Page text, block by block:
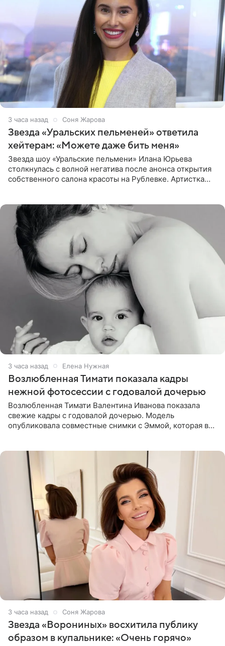
3 часа назад Соня Жарова
Звезда «Уральских пельменей» ответила
хейтерам: «Можете даже бить меня»
Звезда шоу «Уральские пельмени» Илана Юрьева
столкнулась с волной негатива после анонса открытия
собственного салона красоты на Рублевке. Артистка
3 часа назад Елена Нужная
Возлюбленная Тимати показала кадры
нежной фотосессии с годовалой дочерью
Возлюбленная Тимати Валентина Иванова показала
свежие кадры с годовалой дочерью. Модель
опубликовала совместные снимки с Эммой, которая в
3 часа назад Соня Жарова
Звезда «Ворониных» восхитила публику
образом в купальнике: «Очень горячо»